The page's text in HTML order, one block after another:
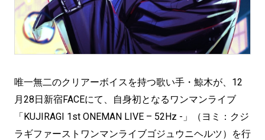
唯一無二のクリアーボイスを持つ歌い手・鯨木が、12
月28日新宿FACEにて、自身初となるワンマンライブ
「KUJIRAGI 1st ONEMAN LIVE – 52Hz -」（ヨミ：クジ
ラギファーストワンマンライブゴジュウニヘルツ）を行